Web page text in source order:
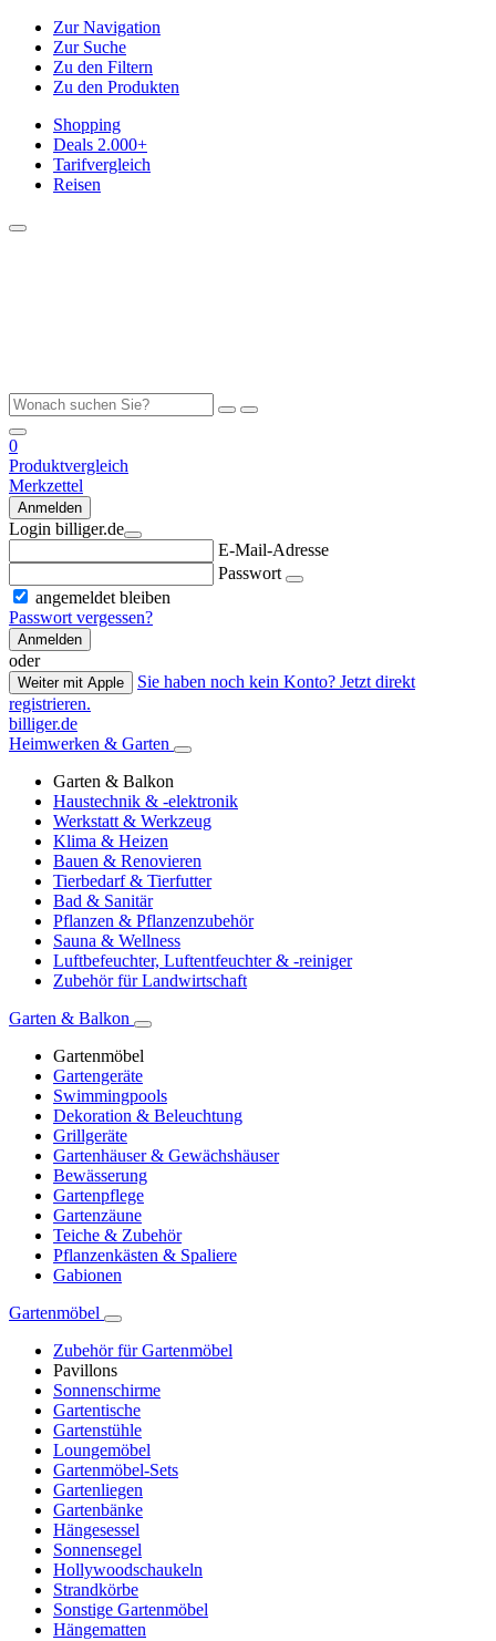
Zur Navigation
Zur Suche
Zu den Filtern
Zu den Produkten
Shopping
Deals 2.000+
Tarifvergleich
Reisen
0
Produktvergleich
Merkzettel
Anmelden
Login billiger.de
E-Mail-Adresse
Passwort
angemeldet bleiben
Passwort vergessen?
Anmelden
oder
Weiter mit Apple
Sie haben noch kein Konto? Jetzt direkt
registrieren.
billiger.de
Heimwerken & Garten
Garten & Balkon
Haustechnik & -elektronik
Werkstatt & Werkzeug
Klima & Heizen
Bauen & Renovieren
Tierbedarf & Tierfutter
Bad & Sanitär
Pflanzen & Pflanzenzubehör
Sauna & Wellness
Luftbefeuchter, Luftentfeuchter & -reiniger
Zubehör für Landwirtschaft
Garten & Balkon
Gartenmöbel
Gartengeräte
Swimmingpools
Dekoration & Beleuchtung
Grillgeräte
Gartenhäuser & Gewächshäuser
Bewässerung
Gartenpflege
Gartenzäune
Teiche & Zubehör
Pflanzenkästen & Spaliere
Gabionen
Gartenmöbel
Zubehör für Gartenmöbel
Pavillons
Sonnenschirme
Gartentische
Gartenstühle
Loungemöbel
Gartenmöbel-Sets
Gartenliegen
Gartenbänke
Hängesessel
Sonnensegel
Hollywoodschaukeln
Strandkörbe
Sonstige Gartenmöbel
Hängematten